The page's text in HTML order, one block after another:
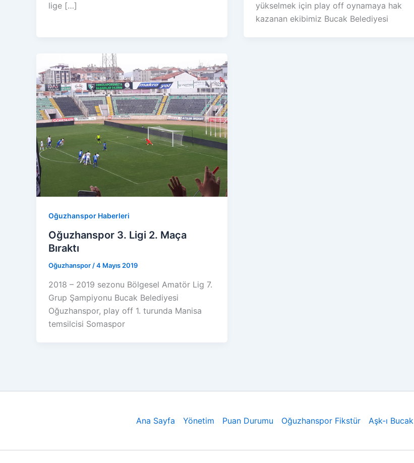
lige […]
yükselmek için play off oynamaya hak
kazanan ekibimiz Bucak Belediyesi
Oğuzhanspor Haberleri
Oğuzhanspor 3. Ligi 2. Maça
Bıraktı
Oğuzhanspor /4 Mayıs 2019
2018 – 2019 sezonu Bölgesel Amatör Lig 7.
Grup Şampiyonu Bucak Belediyesi
Oğuzhanspor, play off 1. turunda Manisa
temsilcisi Somaspor
Ana Sayfa Yönetim Puan Durumu Oğuzhanspor Fikstür Aşk-ı Bucak